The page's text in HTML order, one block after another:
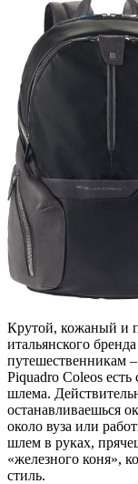
Крутой, кожаный и
итальянского
путешественникам
Piquadro Coleos
шлема.
останавливаешься
около вуза или
шлем в руках,
«железного коня»,
стиль.